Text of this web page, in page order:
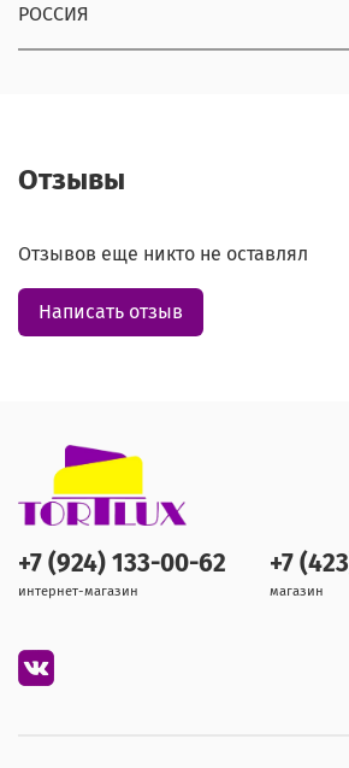
РОССИЯ
Отзывы
Отзывов еще никто не оставлял
Написать отзыв
+7 (924) 133-00-62
интернет-магазин
+7
магазин